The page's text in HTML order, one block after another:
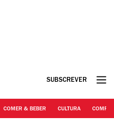
SUBSCREVER
COMER & BEBER CULTURA